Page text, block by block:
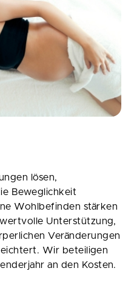
lösen,
Beweglichkeit
Wohlbefinden stärken
Unterstützung,
Veränderungen
Wir beteiligen
an den Kosten.